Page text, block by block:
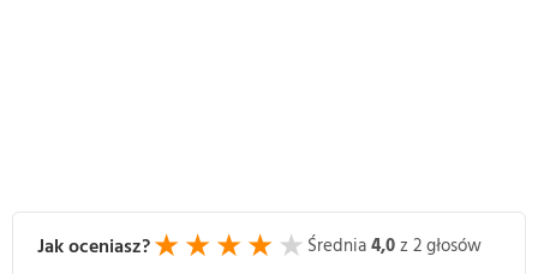
Jak oceniasz?★★★★ ★ Średnia 4,0z 2 głosów